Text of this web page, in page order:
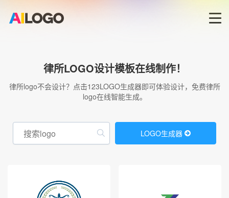
LOGO生成器→
商标版权
律所LOGO设计模板在线制作！
律所logo不会设计？点击123LOGO生成器即可体验设计，免费律所
logo在线智能生成。
LOGO生成器